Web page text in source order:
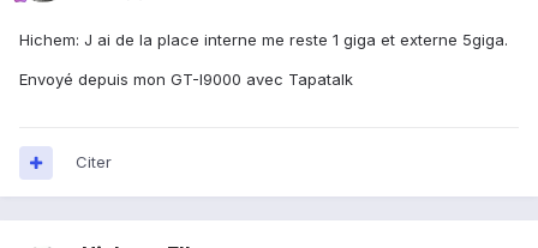
Hichem: J ai de la place interne me reste 1 giga et externe 5giga.
Envoyé depuis mon GT-I9000 avec Tapatalk
Citer